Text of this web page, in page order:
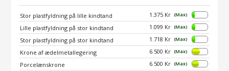
Stor plastfyldning på lille kindtand 1.375 Kr (Max)
Lille plastfyldning på stor kindtand 1.099 Kr (Max)
Stor plastfyldning på stor kindtand 1.718 Kr (Max)
Krone af ædelmetallegering 6.500 Kr (Max)
Porcelænskrone 6.500 Kr (Max)